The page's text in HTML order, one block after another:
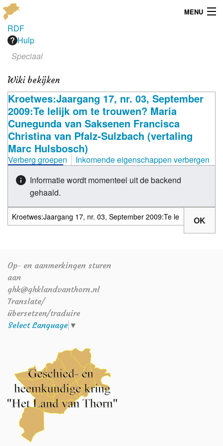
MENU
Menu
Publicaties
Dialect
Locaties
Kaarten
Overig
RDF
Hulp
Speciaal
Wiki bekijken
Kroetwes:Jaargang 17, nr. 03, September
2009:Te lelijk om te trouwen? Maria
Cunegunda van Saksenen Francisca
Christina van Pfalz-Sulzbach (vertaling
Marc Hulsbosch)
Verberg groepen
Inkomende eigenschappen verbergen
Informatie wordt momenteel uit de backend
gehaald.
Op- en aanmerkingen sturen
aan
ghk@ghklandvanthorn.nl
Translate/
übersetzen/traduire
Select Language ▼